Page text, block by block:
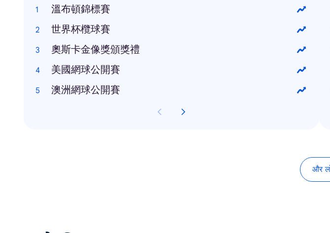
溫布頓錦標賽
世界杯欖球賽
奧斯卡金像獎頒獎禮
美國網球公開賽
澳洲網球公開賽
और